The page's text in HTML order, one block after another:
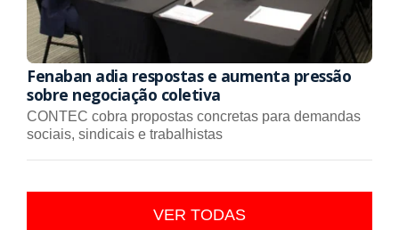
Fenaban adia respostas e aumenta pressão
sobre negociação coletiva
CONTEC cobra propostas concretas para demandas
sociais, sindicais e trabalhistas
VER TODAS